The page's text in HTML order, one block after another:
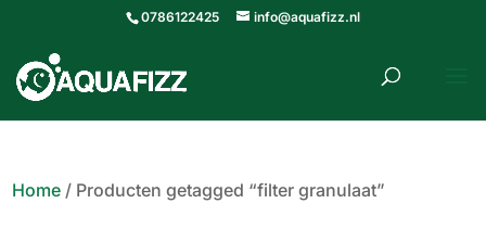
0786122425 info@aquafizz.nl
Home / Producten getagged “filter granulaat”